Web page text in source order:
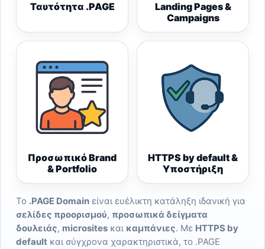
Ταυτότητα .PAGE
Landing Pages &
Campaigns
Προσωπικό Brand
& Portfolio
HTTPS by default &
Υποστήριξη
Το .PAGE Domain είναι ευέλικτη κατάληξη ιδανική για
σελίδες προορισμού, προσωπικά δείγματα
δουλειάς, microsites και καμπάνιες. Με HTTPS by
default και σύγχρονα χαρακτηριστικά, το .PAGE